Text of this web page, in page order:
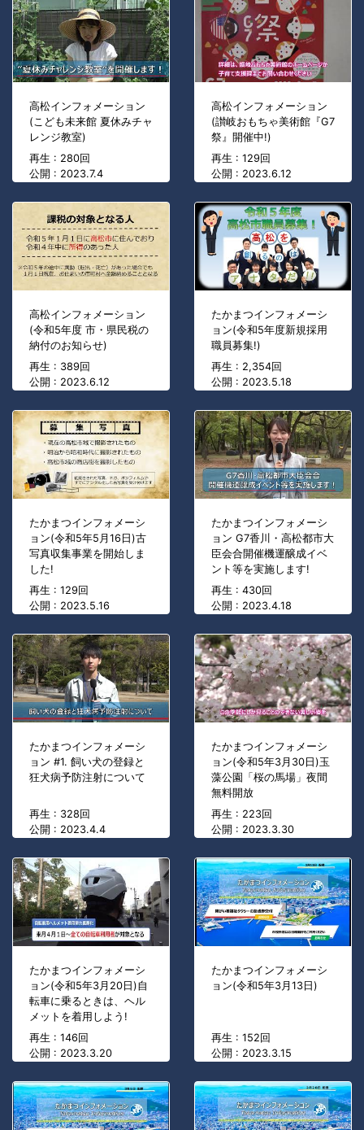
高松インフォメーション
(こども未来館 夏休みチャ
レンジ教室)
再生 : 280回
公開 : 2023.7.4
高松インフォメーション
(讃岐おもちゃ美術館『G7
祭』開催中!)
再生 : 129回
公開 : 2023.6.12
高松インフォメーション
(令和5年度 市・県民税の
納付のお知らせ)
再生 : 389回
公開 : 2023.6.12
たかまつインフォメーシ
ョン(令和5年度新規採用
職員募集!)
再生 : 2,354回
公開 : 2023.5.18
たかまつインフォメーシ
ョン(令和5年5月16日)古
写真収集事業を開始しま
した!
再生 : 129回
公開 : 2023.5.16
たかまつインフォメーシ
ョン G7香川・高松都市大
臣会合開催機運醸成イベ
ント等を実施します!
再生 : 430回
公開 : 2023.4.18
たかまつインフォメーシ
ョン #1. 飼い犬の登録と
狂犬病予防注射について
再生 : 328回
公開 : 2023.4.4
たかまつインフォメーシ
ョン(令和5年3月30日)玉
藻公園「桜の馬場」夜間
無料開放
再生 : 223回
公開 : 2023.3.30
たかまつインフォメーシ
ョン(令和5年3月20日)自
転車に乗るときは、ヘル
メットを着用しよう!
再生 : 146回
公開 : 2023.3.20
たかまつインフォメーシ
ョン(令和5年3月13日)
再生 : 152回
公開 : 2023.3.15